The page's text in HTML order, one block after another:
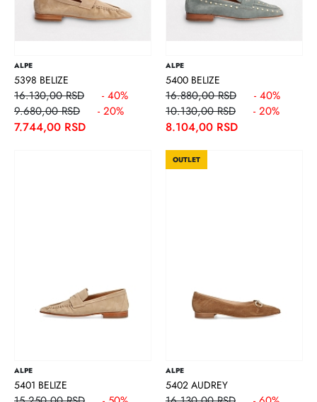
ALPE
5398 BELIZE
16.130,00 RSD
- 40%
9.680,00 RSD
- 20%
7.744,00 RSD
ALPE
5400 BELIZE
16.880,00 RSD
- 40%
10.130,00 RSD
- 20%
8.104,00 RSD
ALPE
5401 BELIZE
OUTLET
ALPE
5402 AUDREY